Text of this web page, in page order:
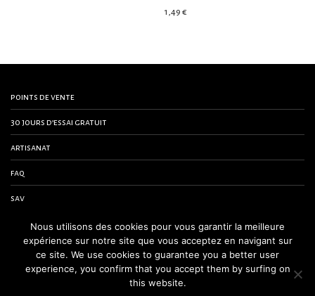
1,49 €
points de vente
30 jours d’essai gratuit
artisanat
faq
sav
contactez-nous
conditions générales de vente
mentions légales
Nous utilisons des cookies pour vous garantir la meilleure
expérience sur notre site que vous acceptez en navigant sur
ce site. We use cookies to guarantee you a better user
experience, you confirm that you accept them by surfing on
this website.